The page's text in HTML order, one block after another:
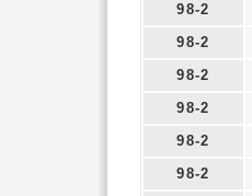
98-2
98-2
98-2
98-2
98-2
98-2